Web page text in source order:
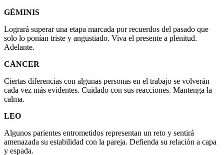
GÉMINIS
Logrará superar una etapa marcada por recuerdos del pasado que
solo lo ponían triste y angustiado. Viva el presente a plenitud.
Adelante.
CÁNCER
Ciertas diferencias con algunas personas en el trabajo se volverán
cada vez más evidentes. Cuidado con sus reacciones. Mantenga la
calma.
LEO
Algunos parientes entrometidos representan un reto y sentirá
amenazada su estabilidad con la pareja. Defienda su relación a capa
y espada.